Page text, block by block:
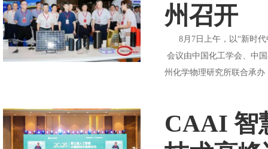
州召开
8月7日上午，以“新时代
会议由中国化工学会、中
州化学物理研究所联合承
CAAI 智